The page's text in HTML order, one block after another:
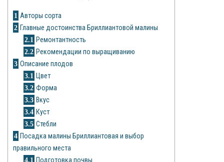
Овощи
Картошка
Огурец
Помидоры
Цветы
Драцена
Замиокулькас
1 Авторы сорта
2 Главные достоинства Бриллиантовой малины
2.1 Ремонтантность
2.2 Рекомендации по выращиванию
3 Описание плодов
3.1 Цвет
3.2 Форма
3.3 Вкус
3.4 Куст
3.5 Стебли
4 Посадка малины Бриллиантовая и выбор
правильного места
4.1 Подготовка почвы